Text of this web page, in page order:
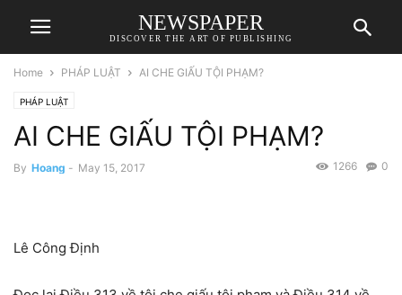
NEWSPAPER
DISCOVER THE ART OF PUBLISHING
Home PHÁP LUẬT AI CHE GIẤU TỘI PHẠM?
PHÁP LUẬT
AI CHE GIẤU TỘI PHẠM?
By Hoang - May 15, 2017 0
1266
Lê Công Định